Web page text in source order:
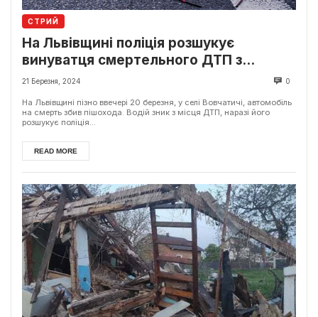
СТРИЙ
На Львівщині поліція розшукує
винуватця смертельного ДТП з
пішоходом
21 Березня, 2024 0
На Львівщині пізно ввечері 20 березня, у селі Вовчатичі, автомобіль
на смерть збив пішохода. Водій зник з місця ДТП, наразі його
розшукує поліція...
READ MORE